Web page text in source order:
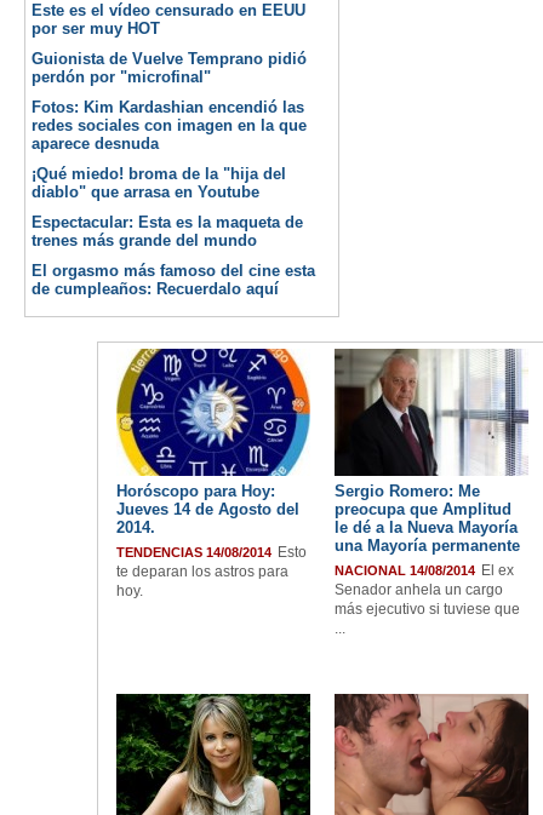
Este es el vídeo censurado en EEUU
por ser muy HOT
Guionista de Vuelve Temprano pidió
perdón por "microfinal"
Fotos: Kim Kardashian encendió las
redes sociales con imagen en la que
aparece desnuda
¡Qué miedo! broma de la "hija del
diablo" que arrasa en Youtube
Espectacular: Esta es la maqueta de
trenes más grande del mundo
El orgasmo más famoso del cine esta
de cumpleaños: Recuerdalo aquí
Horóscopo para Hoy:
Jueves 14 de Agosto del
2014.
TENDENCIAS 14/08/2014 Esto
te deparan los astros para
hoy.
Sergio Romero: Me
preocupa que Amplitud
le dé a la Nueva Mayoría
una Mayoría permanente
NACIONAL 14/08/2014 El ex
Senador anhela un cargo
más ejecutivo si tuviese que
...